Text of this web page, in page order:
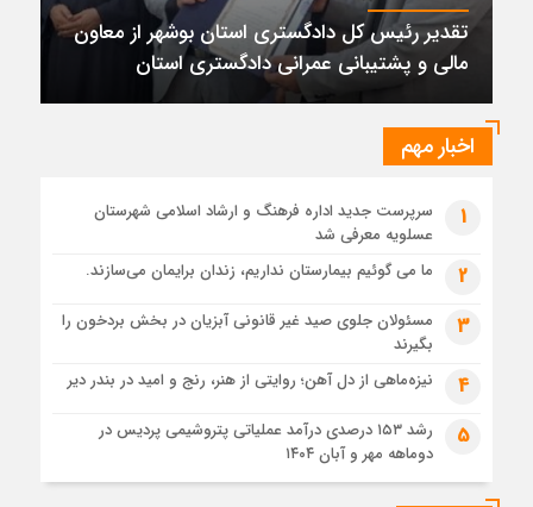
پتروشیمی نوری بر سکوی طلای BRICS 2026 ایستاد
1 ماه قبل
تقدیر رئیس کل دادگستری استان بوشهر از معاون مالی و
پشتیبانی عمرانی دادگستری استان
1 ماه قبل
دادستان بوشهر: تسری منطقه آزاد به بافت شهری مرکز استان
1 ماه قبل
زابل و بندر دیر در فهرست داغ‌ترین نقاط جهان؛ جنوب و شرق ایران
زیر آتش تابستان
تقدیر رئیس کل دادگستری استان بوشهر از معاون
مالی و پشتیبانی عمرانی دادگستری استان
اخبار مهم
1
سرپرست جدید اداره فرهنگ و ارشاد اسلامی شهرستان
عسلویه معرفی شد
2 ما می گوئیم بیمارستان نداریم، زندان برایمان می‌سازند.
3
مسئولان جلوی صید غیر قانونی آبزیان در بخش بردخون را
بگیرند
4 نیزه‌ماهی از دل آهن؛ روایتی از هنر، رنج و امید در بندر دیر
5
رشد ۱۵۳ درصدی درآمد عملیاتی پتروشیمی پردیس در
دوماهه مهر و آبان ۱۴۰۴